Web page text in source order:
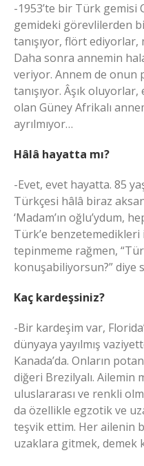
-1953’te bir Türk gemisi
gemideki görevlilerden
tanışıyor, flört ediyorlar,
Daha sonra annemin
veriyor. Annem de onun
tanışıyor. Âşık
olan Güney Afrikalı
ayrılmıyor…
Hâlâ hayatta mı?
-Evet, evet hayatta. 85
Türkçesi hâlâ biraz
‘Madam’ın oğlu’ydum,
Türk’e benzetemedikleri
tepinmeme rağmen,
konuşabiliyorsun?” diye
Kaç kardeşsiniz?
-Bir kardeşim var,
dünyaya yayılmış
Kanada’da. Onların
diğeri Brezilyalı. Ailemin
uluslararası ve renkli
da özellikle egzotik ve
teşvik ettim. Her ailenin
uzaklara gitmek, demek